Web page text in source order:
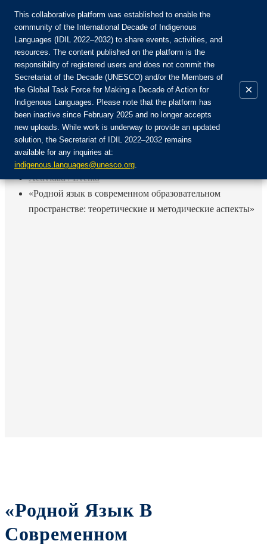
Únete a la comunidad:
Login
ES
EN
FR
RU
Inicio
Actividad / Evento
«Родной язык в современном образовательном
пространстве: теоретические и методические аспекты»
«Родной Язык В
Современном
This collaborative platform was established to enable the
community of the International Decade of Indigenous
Languages (IDIL 2022–2032) to share events, activities, and
resources. The content published on the platform is the
responsibility of registered users and does not commit the
Secretariat of the Decade (UNESCO) and/or the Members of
the Global Task Force for Making a Decade of Action for
Indigenous Languages. Please note that the platform has
been inactive since February 2025 and no longer accepts
new uploads. While work is underway to provide an updated
solution, the Secretariat of IDIL 2022–2032 remains
available for any inquiries at:
indigenous.languages@unesco.org.
×